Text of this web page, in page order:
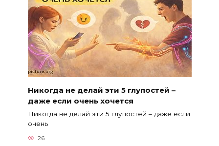
Никогда не делай эти 5 глупостей –
даже если очень хочется
Никогда не делай эти 5 глупостей – даже если
очень
26